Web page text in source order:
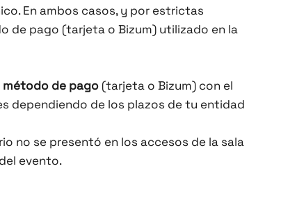
En ambos casos, y por estrictas
de pago (tarjeta o Bizum) utilizado en la
método de pago (tarjeta o Bizum) con el
dependiendo de los plazos de tu entidad
no se presentó en los accesos de la sala
evento.